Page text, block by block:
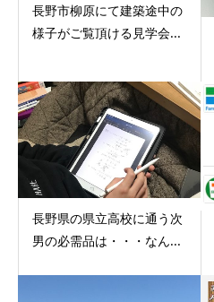
長野市柳原にて建築途中の
様子がご覧頂ける見学会...
長野県の県立高校に通う次
男の必需品は・・・なん...